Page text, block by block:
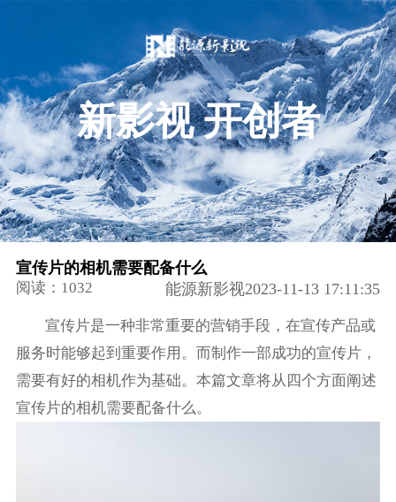
新影视 开创者
宣传片的相机需要配备什么
阅读：1032 能源新影视2023-11-13 17:11:35
宣传片是一种非常重要的营销手段，在宣传产品或
服务时能够起到重要作用。而制作一部成功的宣传片，
需要有好的相机作为基础。本篇文章将从四个方面阐述
宣传片的相机需要配备什么。